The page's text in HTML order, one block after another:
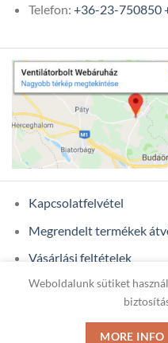
Telefon: +36-23-750850
Kapcsolatfelvétel
Megrendelt termékek
Vásárlási feltételek
Ügyfél adatok
Weboldalunk sütiket
MORE INFO